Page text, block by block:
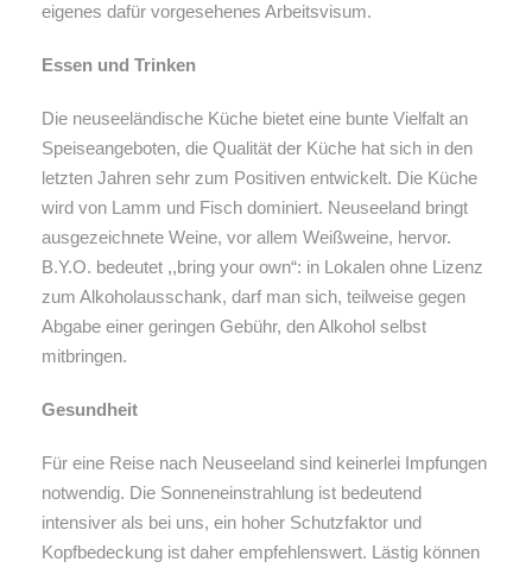
eigenes dafür vorgesehenes Arbeitsvisum.
Essen und Trinken
Die neuseeländische Küche bietet eine bunte Vielfalt an
Speiseangeboten, die Qualität der Küche hat sich in den
letzten Jahren sehr zum Positiven entwickelt. Die Küche
wird von Lamm und Fisch dominiert. Neuseeland bringt
ausgezeichnete Weine, vor allem Weißweine, hervor.
B.Y.O. bedeutet ,,bring your own“: in Lokalen ohne Lizenz
zum Alkoholausschank, darf man sich, teilweise gegen
Abgabe einer geringen Gebühr, den Alkohol selbst
mitbringen.
Gesundheit
Für eine Reise nach Neuseeland sind keinerlei Impfungen
notwendig. Die Sonneneinstrahlung ist bedeutend
intensiver als bei uns, ein hoher Schutzfaktor und
Kopfbedeckung ist daher empfehlenswert. Lästig können